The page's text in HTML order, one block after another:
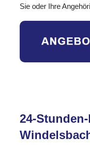
Sie oder Ihre
24-